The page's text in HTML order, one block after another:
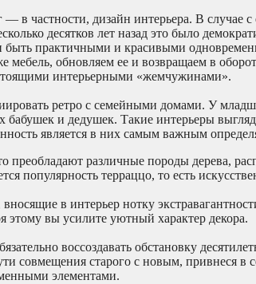
в частности, дизайн интерьера. В случае
десятков лет назад это было
практичными и красивыми
обновляем ее и возвращаем в
интерьерными «жемчужинами».
ретро с семейными домами. У
и дедушек. Такие интерьеры
является в них самым важным
преобладают различные породы дерева,
популярность терраццо, то есть
в интерьер нотку
вы усилите уютный характер декора.
воссоздавать обстановку
совмещения старого с новым, привнеся в
элементами.